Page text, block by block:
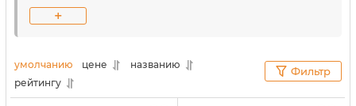
устройствами. Так что совместимость нашей
продукции гарантирована не на словах, а на деле.
альтернативных расходных материалов
оргтехника все равно будет работать без
перебоев и с максимальной отдачей. Для наших
+
умолчанию цене
названию
рейтингу
Фильтр